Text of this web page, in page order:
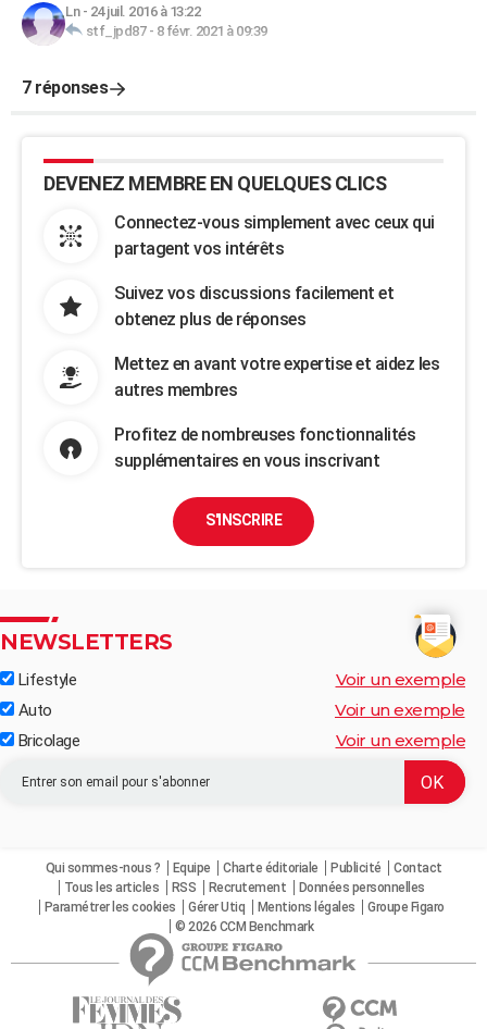
Ln- 24 juil. 2016 à 13:22
stf_jpd87- 8 févr. 2021 à 09:39
7 réponses
DEVENEZ MEMBRE EN QUELQUES CLICS
Connectez-vous simplement avec ceux qui
partagent vos intérêts
Suivez vos discussions facilement et
obtenez plus de réponses
Mettez en avant votre expertise et aidez les
autres membres
Profitez de nombreuses fonctionnalités
supplémentaires en vous inscrivant
S'INSCRIRE
NEWSLETTERS
Lifestyle Voir un exemple
Auto Voir un exemple
Bricolage Voir un exemple
Qui sommes-nous ? Equipe Charte éditoriale Publicité
Contact
Tous les articles
RSS Recrutement
Données personnelles
Paramétrer les cookies
Gérer Utiq Mentions légales
Groupe Figaro
© 2026 CCM Benchmark